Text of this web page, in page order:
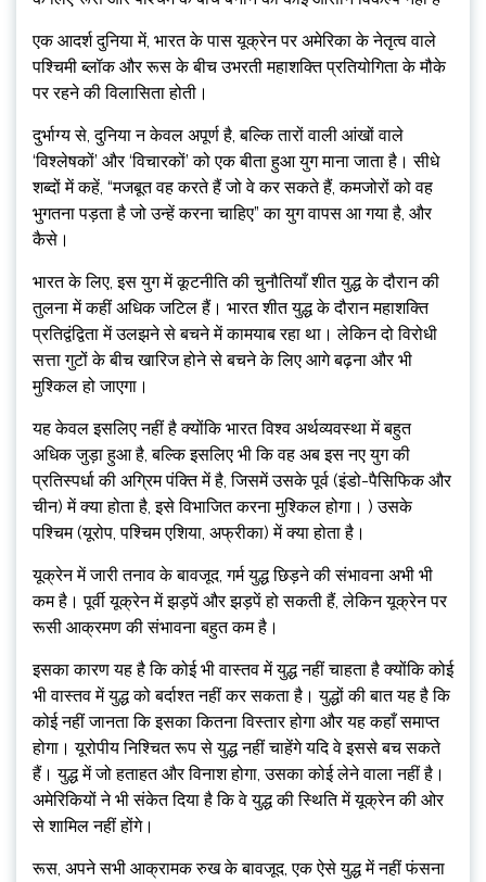
एक आदर्श दुनिया में, भारत के पास यूक्रेन पर अमेरिका के नेतृत्व वाले
पश्चिमी ब्लॉक और रूस के बीच उभरती महाशक्ति प्रतियोगिता के मौके
पर रहने की विलासिता होती।
दुर्भाग्य से, दुनिया न केवल अपूर्ण है, बल्कि तारों वाली आंखों वाले
‘विश्लेषकों’ और ‘विचारकों’ को एक बीता हुआ युग माना जाता है। सीधे
शब्दों में कहें, “मजबूत वह करते हैं जो वे कर सकते हैं, कमजोरों को वह
भुगतना पड़ता है जो उन्हें करना चाहिए” का युग वापस आ गया है, और
कैसे।
भारत के लिए, इस युग में कूटनीति की चुनौतियाँ शीत युद्ध के दौरान की
तुलना में कहीं अधिक जटिल हैं। भारत शीत युद्ध के दौरान महाशक्ति
प्रतिद्वंद्विता में उलझने से बचने में कामयाब रहा था। लेकिन दो विरोधी
सत्ता गुटों के बीच खारिज होने से बचने के लिए आगे बढ़ना और भी
मुश्किल हो जाएगा।
यह केवल इसलिए नहीं है क्योंकि भारत विश्व अर्थव्यवस्था में बहुत
अधिक जुड़ा हुआ है, बल्कि इसलिए भी कि वह अब इस नए युग की
प्रतिस्पर्धा की अग्रिम पंक्ति में है, जिसमें उसके पूर्व (इंडो-पैसिफिक और
चीन) में क्या होता है, इसे विभाजित करना मुश्किल होगा। ) उसके
पश्चिम (यूरोप, पश्चिम एशिया, अफ्रीका) में क्या होता है।
यूक्रेन में जारी तनाव के बावजूद, गर्म युद्ध छिड़ने की संभावना अभी भी
कम है। पूर्वी यूक्रेन में झड़पें और झड़पें हो सकती हैं, लेकिन यूक्रेन पर
रूसी आक्रमण की संभावना बहुत कम है।
इसका कारण यह है कि कोई भी वास्तव में युद्ध नहीं चाहता है क्योंकि कोई
भी वास्तव में युद्ध को बर्दाश्त नहीं कर सकता है। युद्धों की बात यह है कि
कोई नहीं जानता कि इसका कितना विस्तार होगा और यह कहाँ समाप्त
होगा। यूरोपीय निश्चित रूप से युद्ध नहीं चाहेंगे यदि वे इससे बच सकते
हैं। युद्ध में जो हताहत और विनाश होगा, उसका कोई लेने वाला नहीं है।
अमेरिकियों ने भी संकेत दिया है कि वे युद्ध की स्थिति में यूक्रेन की ओर
से शामिल नहीं होंगे।
रूस, अपने सभी आक्रामक रुख के बावजूद, एक ऐसे युद्ध में नहीं फंसना